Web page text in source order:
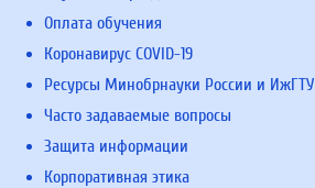
Оплата обучения
Коронавирус COVID-19
Ресурсы Минобрнауки России и ИжГТУ
Часто задаваемые вопросы
Защита информации
Корпоративная этика